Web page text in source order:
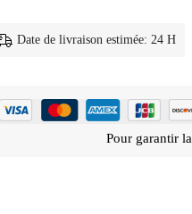
Date de livraison estimée: 24 H
Pour garantir